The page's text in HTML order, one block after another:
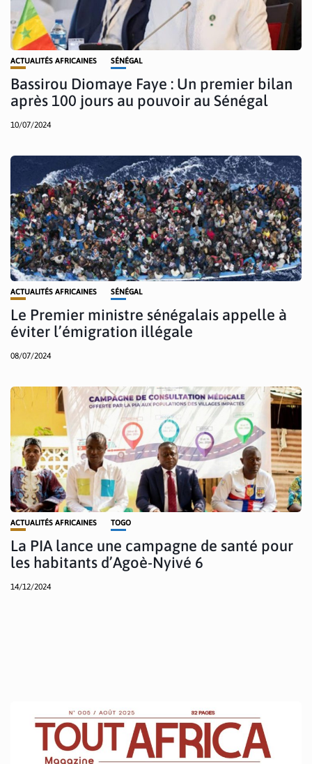
ACTUALITÉS AFRICAINES SÉNÉGAL
Bassirou Diomaye Faye : Un premier bilan
après 100 jours au pouvoir au Sénégal
10/07/2024
ACTUALITÉS AFRICAINES SÉNÉGAL
Le Premier ministre sénégalais appelle à
éviter l’émigration illégale
08/07/2024
ACTUALITÉS AFRICAINES TOGO
La PIA lance une campagne de santé pour
les habitants d’Agoè-Nyivé 6
14/12/2024